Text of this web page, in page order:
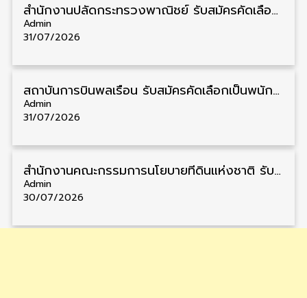
สำนักงานปลัดกระทรวงพาณิชย์ รับสมัครคัดเลือกพนักงานราชการ วุฒิ ปวส./ป.ตรี 11 อัตรา รับสมัคร 10 – 21 สิงหาคม
Admin
31/07/2026
สถาบันการบินพลเรือน รับสมัครคัดเลือกเป็นพนักงาน วุฒิ ป.ตรี/ป.โท/ป.เอก 11 อัตรา รับสมัคร 27 กรกฎาคม – 10 สิงหาคม
Admin
31/07/2026
สำนักงานคณะกรรมการนโยบายที่ดินแห่งชาติ รับสมัครคัดเลือกพนักงานราชการ วุฒิ ป.ตรี 6 อัตรา รับสมัคร 13 กรกฎาคม – 6 สิงหาคม
Admin
30/07/2026